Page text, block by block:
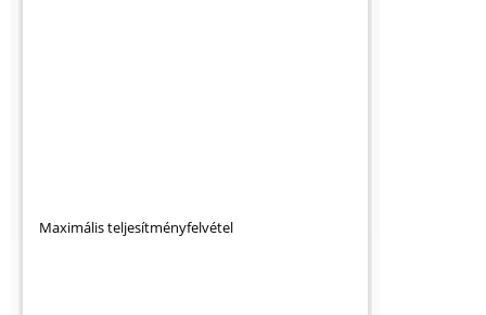
Maximális teljesítményfelvétel